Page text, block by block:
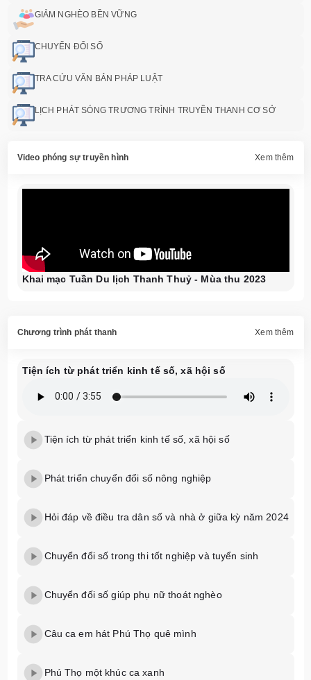
GIẢM NGHÈO BỀN VỮNG
CHUYỂN ĐỔI SỐ
TRA CỨU VĂN BẢN PHÁP LUẬT
LỊCH PHÁT SÓNG TRƯƠNG TRÌNH TRUYỀN THANH CƠ SỞ
Video phóng sự truyền hình Xem thêm
Khai mạc Tuần Du lịch Thanh Thuỷ - Mùa thu 2023
Chương trình phát thanh Xem thêm
Tiện ích từ phát triển kinh tế số, xã hội số
Tiện ích từ phát triển kinh tế số, xã hội số
Phát triển chuyển đổi số nông nghiệp
Hỏi đáp về điều tra dân số và nhà ở giữa kỳ năm 2024
Chuyển đổi số trong thi tốt nghiệp và tuyển sinh
Chuyển đối số giúp phụ nữ thoát nghèo
Câu ca em hát Phú Thọ quê mình
Phú Thọ một khúc ca xanh